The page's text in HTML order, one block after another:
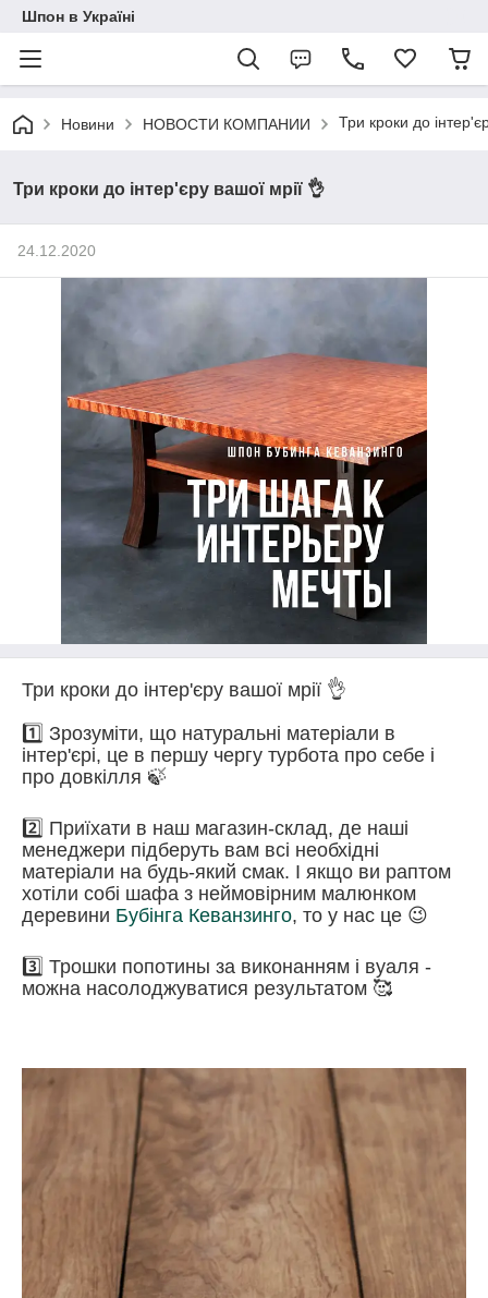
Шпон в Україні
Новини НОВОСТИ КОМПАНИИ Три кроки до
Три кроки до інтер'єру вашої мрії 👌
24.12.2020
Три кроки до інтер'єру вашої мрії 👌
1️⃣ Зрозуміти, що натуральні матеріали в
інтер'єрі, це в першу чергу турбота про себе і
про довкілля 🍃
2️⃣ Приїхати в наш магазин-склад, де наші
менеджери підберуть вам всі необхідні
матеріали на будь-який смак. І якщо ви раптом
хотіли собі шафа з неймовірним малюнком
деревини Бубінга Кеванзинго, то у нас це 😉
3️⃣ Трошки попотины за виконанням і вуаля -
можна насолоджуватися результатом 🥰